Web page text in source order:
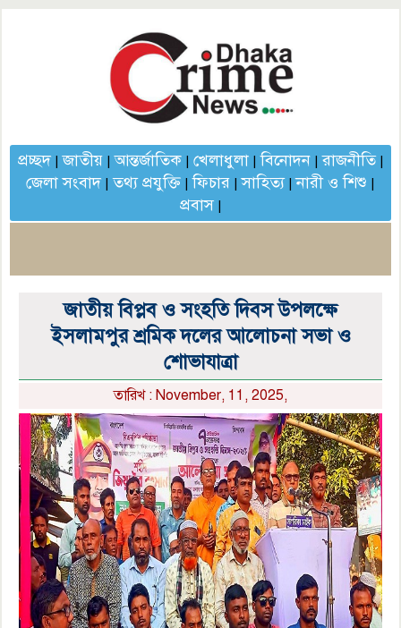
প্রচ্ছদ|জাতীয়|আন্তর্জাতিক| খেলাধুলা|বিনোদন|রাজনীতি|
জেলা সংবাদ|তথ্য প্রযুক্তি |ফিচার |সাহিত্য|নারী ও শিশু |
প্রবাস|
জাতীয় বিপ্লব ও সংহতি দিবস উপলক্ষে
ইসলামপুর শ্রমিক দলের আলোচনা সভা ও
শোভাযাত্রা
তারিখ : November, 11, 2025,